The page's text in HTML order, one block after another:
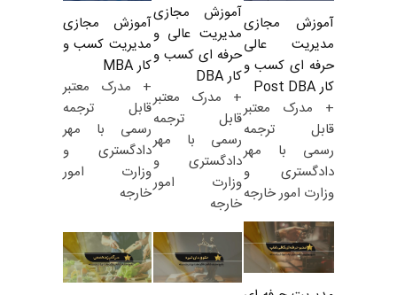
آموزش مجازی
مدیریت عالی
حرفه ای کسب و
کار Post DBA
+ مدرک معتبر
قابل ترجمه
رسمی با مهر
دادگستری و
وزارت امور خارجه
آموزش مجازی
مدیریت عالی و
حرفه ای کسب و
کار DBA
+ مدرک معتبر
قابل ترجمه
رسمی با مهر
دادگستری و
وزارت امور
خارجه
آموزش مجازی
مدیریت کسب و
کار MBA
+ مدرک معتبر
قابل ترجمه
رسمی با مهر
دادگستری و
وزارت امور
خارجه